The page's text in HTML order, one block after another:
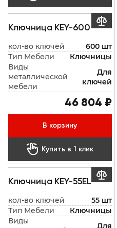
Ключница KEY-600
кол-во ключей
600 шт
Тип Мебели
Ключницы
Виды
металлической
мебели
Для
ключей
46 804 ₽
В корзину
 Купить в 1 клик

Ключница KEY-55EL
кол-во ключей
55 шт
Тип Мебели
Ключницы
Виды
Для
